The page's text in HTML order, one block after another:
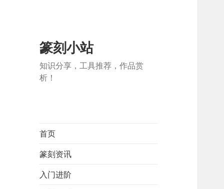
篆刻小站
知识分享，工具推荐，作品赏
析！
首页
篆刻资讯
入门进阶